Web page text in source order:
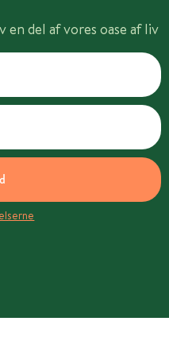
en del af vores oase af liv